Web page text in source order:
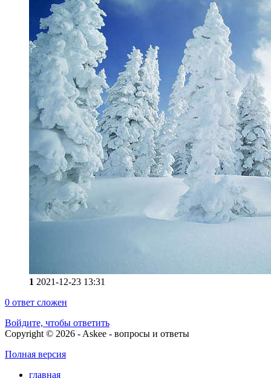
1 2021-12-23 13:31
0 ответ сложен
Войдите, чтобы ответить
Copyright © 2026 - Askee - вопросы и ответы
Полная версия
главная